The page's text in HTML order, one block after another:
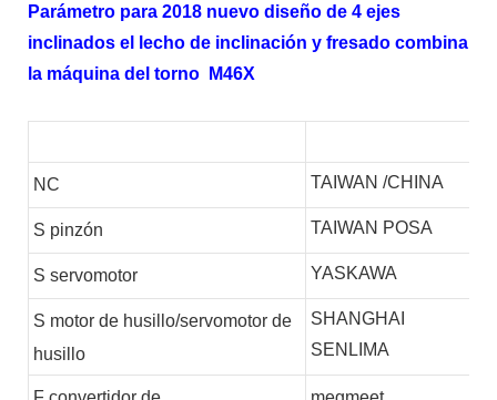
Parámetro para 2018 nuevo diseño de 4 ejes
inclinados el lecho de inclinación y fresado combina
la máquina del torno M46X
NC TAIWAN /CHINA
S pinzón TAIWAN POSA
S servomotor YASKAWA
S motor de husillo/servomotor de
husillo
SHANGHAI
SENLIMA